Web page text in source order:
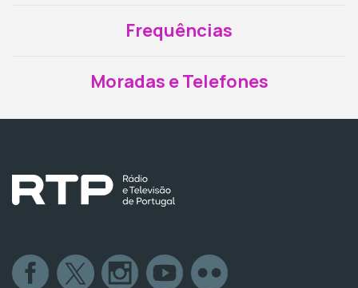
Frequências
Moradas e Telefones